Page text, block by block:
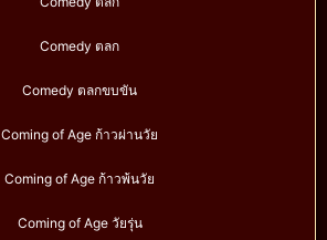
Comedy ตลก
Comedy ตลกขบขัน
Coming of Age ก้าวผ่านวัย
Coming of Age ก้าวพ้นวัย
Coming of Age วัยรุ่น